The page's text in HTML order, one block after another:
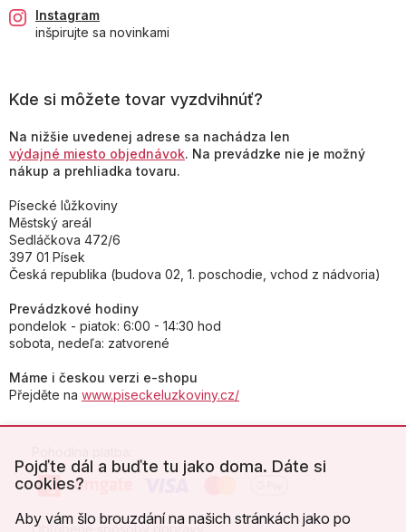
Pojďte dál a buďte tu jako doma. Dáte si
cookies?
Aby vám šlo brouzdání na našich stránkách jako po
Instagram
inšpirujte sa novinkami
Kde si môžete tovar vyzdvihnúť?
Na nižšie uvedenej adrese sa nachádza len
výdajné miesto objednávok. Na prevádzke nie je možný
nákup a prehliadka tovaru.
Písecké lůžkoviny
Městský areál
Sedláčkova 472/6
397 01 Písek
Česká republika (budova 02, 1. poschodie, vchod z nádvoria)
Prevádzkové hodiny
pondelok - piatok: 6:00 - 14:30 hod
sobota, nedeľa: zatvorené
Máme i českou verzi e-shopu
Přejděte na www.piseckeluzkoviny.cz/
Obľúbené spôsoby dopravy: